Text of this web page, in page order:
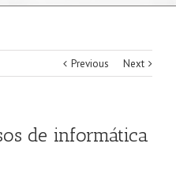
Previous Next
de informática